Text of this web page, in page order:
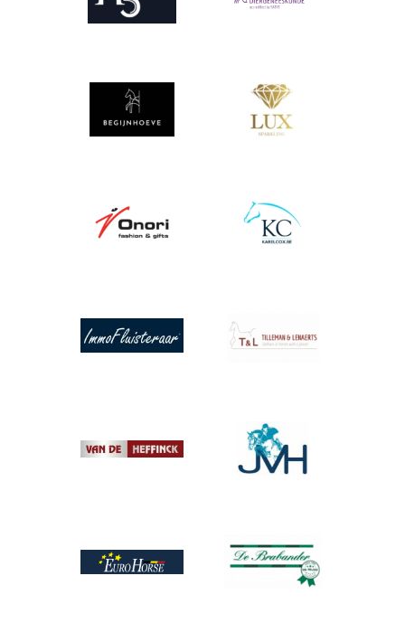
Afbeelding Afbeelding
Afbeelding Afbeelding
Afbeelding Afbeelding
Afbeelding
Afbeelding
Afbeelding
Afbeelding